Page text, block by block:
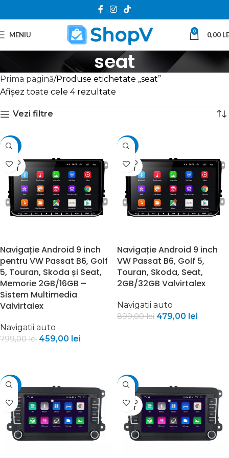
MENIU 0 0,00
seat
Prima pagină Produse etichetate „seat”
Afișez toate cele 4 rezultate
Vezi filtre
-43%
SOLD
OUT
Navigație Android 9 inch
pentru VW Passat B6, Golf
5, Touran, Skoda și Seat,
Memorie 2GB/16GB –
Sistem Multimedia
Valvirtalex
Navigatii auto
799,00lei 459,00 lei
-47%
SOLD
OUT
Navigație Android 9 inch
VW Passat B6, Golf 5,
Touran, Skoda, Seat,
2GB/32GB Valvirtalex
Navigatii auto
899,00lei 479,00 lei
-34% -36%
SOLD
OUT